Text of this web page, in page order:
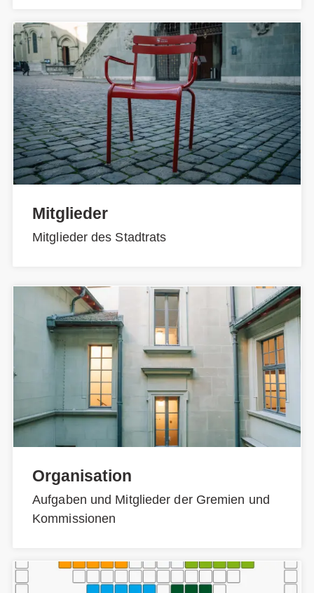
Mitglieder
Mitglieder des Stadtrats
Organisation
Aufgaben und Mitglieder der Gremien und
Kommissionen